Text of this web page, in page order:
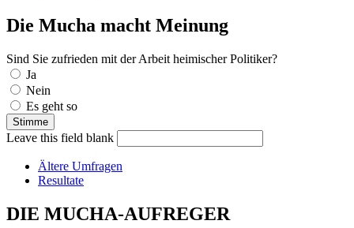
Die Mucha macht Meinung
Sind Sie zufrieden mit der Arbeit heimischer Politiker?
Auswahlmöglichkeiten
Ja
Nein
Es geht so
Leave this field blank
Ältere Umfragen
Resultate
DIE MUCHA-AUFREGER